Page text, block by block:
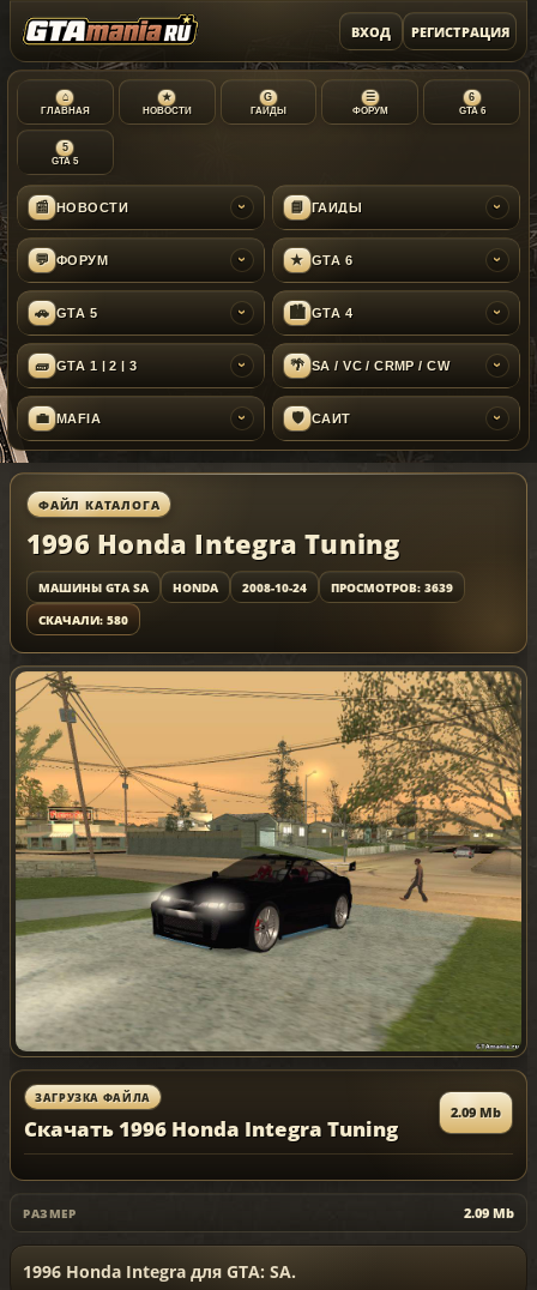
ВХОД РЕГИСТРАЦИЯ
⌂
ГЛАВНАЯ
★
НОВОСТИ
G
ГАЙДЫ
☰
ФОРУМ
6
GTA 6
5
GTA 5
📰 НОВОСТИ › 📘 ГАЙДЫ ›
💬 ФОРУМ › ★ GTA 6 ›
🚗 GTA 5 › 🏙 GTA 4 ›
🧱 GTA 1 | 2 | 3 › 🌴 SA / VC / CRMP / CW ›
💼 MAFIA › 🛡 САЙТ ›
ФАЙЛ КАТАЛОГА
1996 Honda Integra Tuning
МАШИНЫ GTA SA HONDA 2008-10-24
ПРОСМОТРОВ: 3639
СКАЧАЛИ: 580
ЗАГРУЗКА ФАЙЛА
Скачать 1996 Honda Integra Tuning
2.09 Mb
РАЗМЕР 2.09 Mb
1996 Honda Integra для GTA: SA.